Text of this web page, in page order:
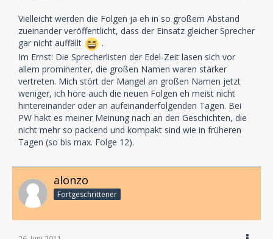
Vielleicht werden die Folgen ja eh in so großem Abstand
zueinander veröffentlicht, dass der Einsatz gleicher Sprecher
gar nicht auffällt
.
Im Ernst: Die Sprecherlisten der Edel-Zeit lasen sich vor
allem prominenter, die großen Namen waren stärker
vertreten. Mich stört der Mangel an großen Namen jetzt
weniger, ich höre auch die neuen Folgen eh meist nicht
hintereinander oder an aufeinanderfolgenden Tagen. Bei
PW hakt es meiner Meinung nach an den Geschichten, die
nicht mehr so packend und kompakt sind wie in früheren
Tagen (so bis max. Folge 12).
alonzo
Fortgeschrittener